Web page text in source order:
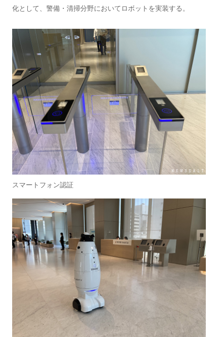
化として、警備・清掃分野においてロボットを実装する。
スマートフォン認証